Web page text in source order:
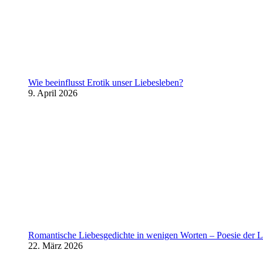
Wie beeinflusst Erotik unser Liebesleben?
9. April 2026
Romantische Liebesgedichte in wenigen Worten – Poesie der
22. März 2026